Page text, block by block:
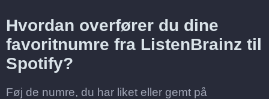
Hvordan overfører du dine
favoritnumre fra ListenBrainz til
Spotify?
Føj de numre, du har liket eller gemt på